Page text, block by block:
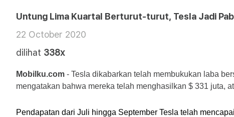
Untung Lima Kuartal Berturut-turut, Tesla Jadi
22 October 2020
dilihat 338x
Mobilku.com - Tesla dikabarkan telah membukukan laba
mengatakan bahwa mereka telah menghasilkan $ 331 juta,
Pendapatan dari Juli hingga September Tesla telah